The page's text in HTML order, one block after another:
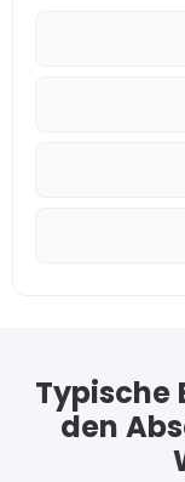
Typische
den